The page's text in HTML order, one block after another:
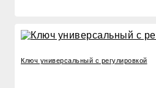
Ключ универсальный с регулировкой